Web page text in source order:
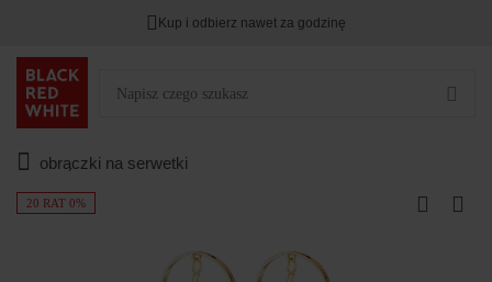
Kup i odbierz nawet za godzinę
obrączki na serwetki
20 RAT 0%